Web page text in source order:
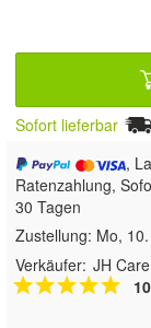
Sofort lieferbar
,
Ratenzahlung,
30 Tagen
Zustellung: Mo,
Verkäufer: JH Care